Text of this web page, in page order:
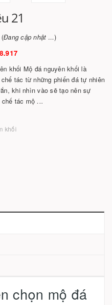
21
Đang cập nhật ...)
khối Mộ đá nguyên khối là
tác từ những phiến đá tự nhiên
khi nhìn vào sẽ tạo nên sự
tác mộ ...
khối
chọn mộ đá